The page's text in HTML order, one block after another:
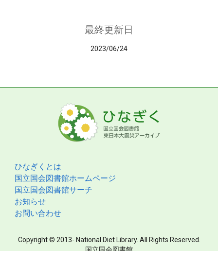
最終更新日
2023/06/24
ひなぎくとは
国立国会図書館ホームページ
国立国会図書館サーチ
お知らせ
お問い合わせ
Copyright © 2013- National Diet Library. All Rights Reserved.